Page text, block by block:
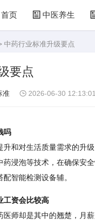
首页 中医养生
中药行业标准升级要点
要点
准 2026-06-30 12:13:01
吗
对生活质量需求的升级
药浸泡等技术，在确保安
智能检测设备辅。
工资会比较高
却是其中的翘楚，月薪